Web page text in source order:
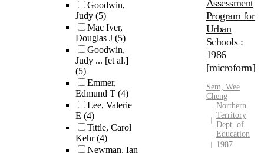
Goodwin,
Judy (5)
Mac Iver,
Douglas J (5)
Goodwin,
Judy ... [et al.]
(5)
Emmer,
Edmund T (4)
Lee, Valerie
E (4)
Tittle, Carol
Kehr(4)
Newman, Ian
Assessment
Program for
Urban
Schools :
1986
[microform]
Sem, Wee
Cheng
Northern
Territory
Dept. of
Education
1987